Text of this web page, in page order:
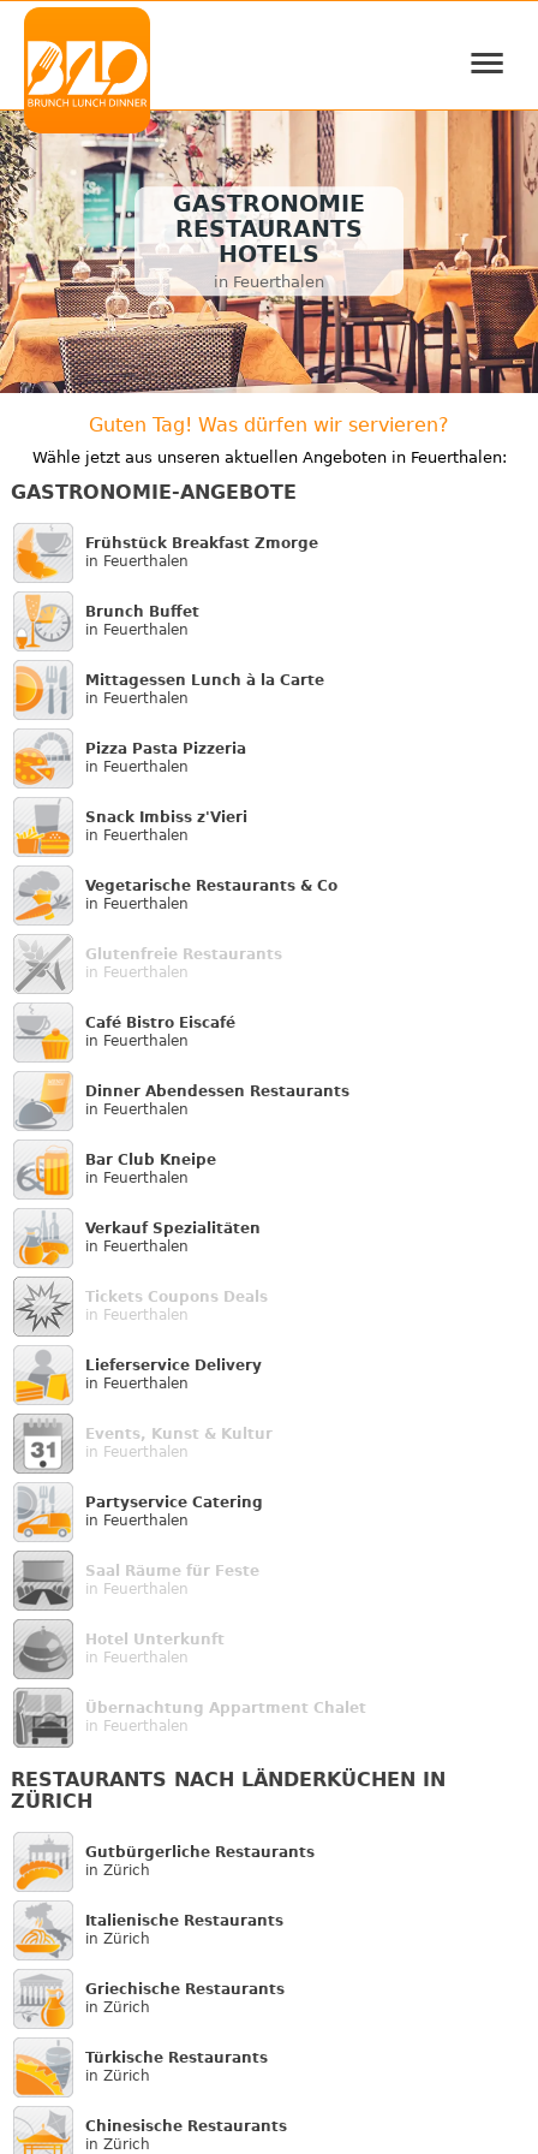
≡
GASTRONOMIE
RESTAURANTS
HOTELS
in Feuerthalen
Guten Tag! Was dürfen wir servieren?
Wähle jetzt aus unseren aktuellen Angeboten in Feuerthalen:
GASTRONOMIE-ANGEBOTE
Frühstück Breakfast Zmorge
in Feuerthalen
Brunch Buffet
in Feuerthalen
Mittagessen Lunch à la Carte
in Feuerthalen
Pizza Pasta Pizzeria
in Feuerthalen
Snack Imbiss z'Vieri
in Feuerthalen
Vegetarische Restaurants & Co
in Feuerthalen
Glutenfreie Restaurants
in Feuerthalen
Café Bistro Eiscafé
in Feuerthalen
Dinner Abendessen Restaurants
in Feuerthalen
Bar Club Kneipe
in Feuerthalen
Verkauf Speziali­täten
in Feuerthalen
Tickets Coupons Deals
in Feuerthalen
Lieferservice Delivery
in Feuerthalen
Events, Kunst & Kultur
in Feuerthalen
Partyservice Catering
in Feuerthalen
Saal Räume für Feste
in Feuerthalen
Hotel Unterkunft
in Feuerthalen
Übernachtung Appartment Chalet
in Feuerthalen
RESTAURANTS NACH LÄNDERKÜCHEN IN
ZÜRICH
Gutbürgerliche Restaurants
in Zürich
Italienische Restaurants
in Zürich
Griechische Restaurants
in Zürich
Türkische Restaurants
in Zürich
Chinesische Restaurants
in Zürich